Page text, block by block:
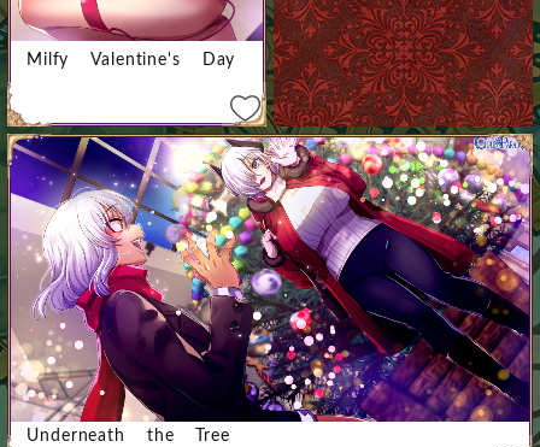
Milfy Valentine's Day
Underneath the Tree